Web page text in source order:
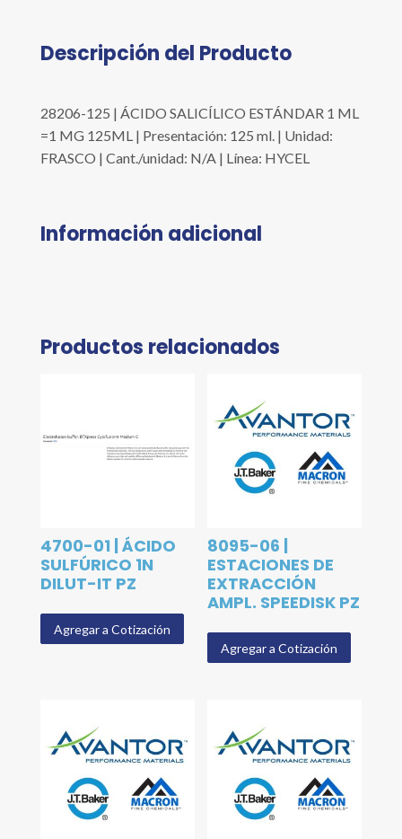
Descripción del Producto
28206-125 | ÁCIDO SALICÍLICO ESTÁNDAR 1 ML
=1 MG 125ML | Presentación: 125 ml. | Unidad:
FRASCO | Cant./unidad: N/A | Línea: HYCEL
Información adicional
Productos relacionados
4700-01 | ÁCIDO
SULFÚRICO 1N
DILUT-IT PZ
Agregar a Cotización
8095-06 |
ESTACIONES DE
EXTRACCIÓN
AMPL. SPEEDISK PZ
Agregar a Cotización